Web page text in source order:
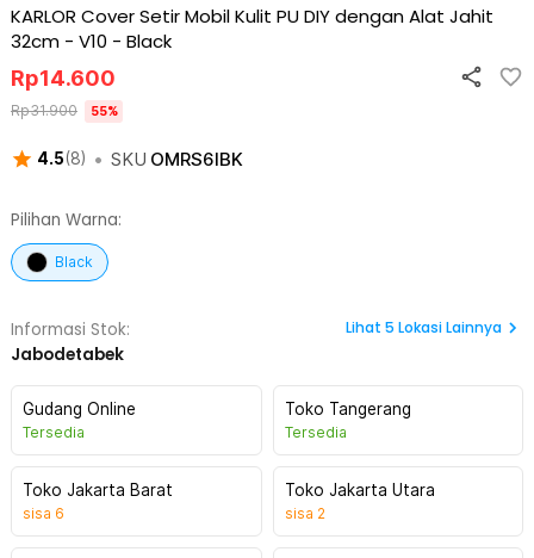
KARLOR Cover Setir Mobil Kulit PU DIY dengan Alat Jahit
32cm - V10 - Black
4.5(8) • SKU OMRS6IBK
Rp14.600
Rp31.900 55%
Pilihan Warna:
Black
Informasi Stok:
Jabodetabek
Lihat 5 Lokasi Lainnya
Gudang Online
Tersedia
Toko Tangerang
Tersedia
Toko Jakarta Barat
sisa 6
Toko Jakarta Utara
sisa 2